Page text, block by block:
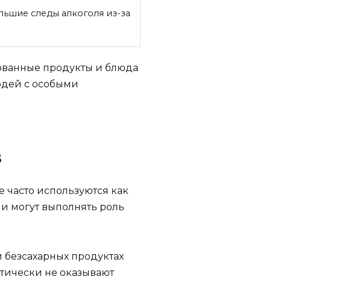
следы алкоголя из-за
продукты и блюда
с особыми
используются как
могут выполнять роль
продуктах
не оказывают